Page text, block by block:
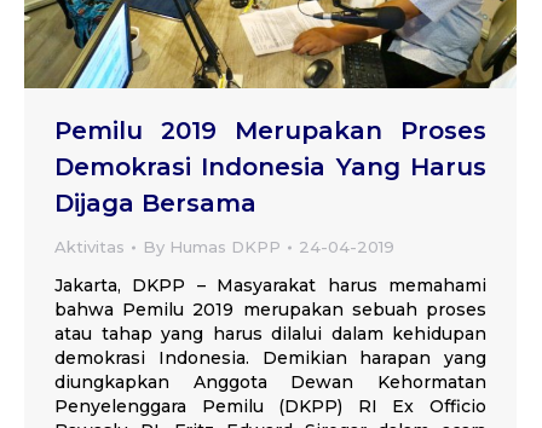
Pemilu 2019 Merupakan Proses
Demokrasi Indonesia Yang Harus
Dijaga Bersama
Aktivitas By Humas DKPP 24-04-2019
Jakarta, DKPP – Masyarakat harus memahami
bahwa Pemilu 2019 merupakan sebuah proses
atau tahap yang harus dilalui dalam kehidupan
demokrasi Indonesia. Demikian harapan yang
diungkapkan Anggota Dewan Kehormatan
Penyelenggara Pemilu (DKPP) RI Ex Officio